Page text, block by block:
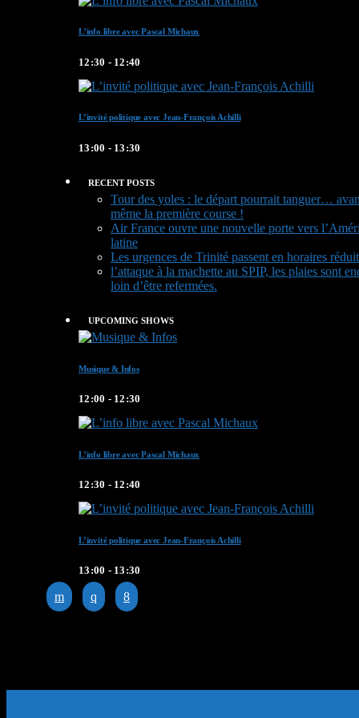
L’info libre avec Pascal Michaux
12:30 - 12:40
L’invité politique avec Jean-François Achilli
13:00 - 13:30
RECENT POSTS
Tour des yoles : le départ pourrait tanguer…
même la première course !
Air France ouvre une nouvelle porte vers
latine
Les urgences de Trinité passent en horaires
l’attaque à la machette au SPIP, les plaies sont
loin d’être refermées.
UPCOMING SHOWS
Musique & Infos
12:00 - 12:30
L’info libre avec Pascal Michaux
12:30 - 12:40
L’invité politique avec Jean-François Achilli
13:00 - 13:30